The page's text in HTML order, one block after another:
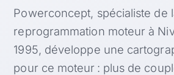
Powerconcept, spécialiste de
reprogrammation moteur à
1995, développe une
pour ce moteur : plus de